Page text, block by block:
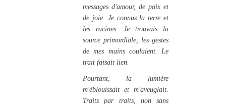
messages d'amour, de paix et
de joie. Je connus la terre et
les racines. Je trouvais la
source primordiale, les gestes
de mes mains coulaient. Le
trait faisait lien.
Pourtant, la lumière
m'éblouissait et m'aveuglait.
Traits par traits, non sans